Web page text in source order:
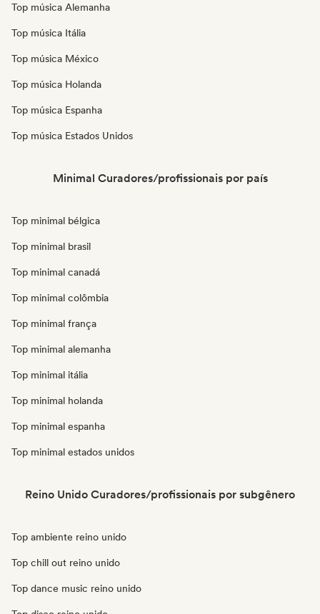
Top música Alemanha
Top música Itália
Top música México
Top música Holanda
Top música Espanha
Top música Estados Unidos
Minimal Curadores/profissionais por país
Top minimal bélgica
Top minimal brasil
Top minimal canadá
Top minimal colômbia
Top minimal frança
Top minimal alemanha
Top minimal itália
Top minimal holanda
Top minimal espanha
Top minimal estados unidos
Reino Unido Curadores/profissionais por subgênero
Top ambiente reino unido
Top chill out reino unido
Top dance music reino unido